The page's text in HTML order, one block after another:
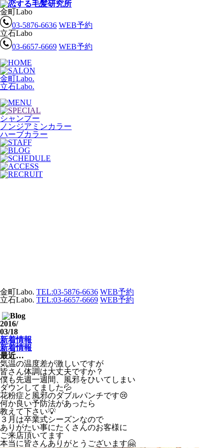
金町Labo
03-5876-6636 WEB予約
立石Labo
03-6657-6669 WEB予約
金町Labo.
立石Labo.
シャンプー
ノンジアミンカラー
ハーブカラー
金町Labo. TEL:03-5876-6636 WEB予約
立石Labo. TEL:03-6657-6669 WEB予約
2016/
03/18
新着情報
新着情報
最近…
気温の温度差が激しいですが
皆さん体調は大丈夫ですか？
僕も先週一週間、風邪をひいてしまい
ダウンしてました💦
花粉症と風邪のダブルパンチです😢
何か良い予防法があったら
教えて下さい💡
３月は卒業式シーズンなので
ありがたい事にたくさんのお客様に
ご来店頂いてます
本当に皆さんありがとうございます🤗